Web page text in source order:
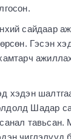
сайдаар
Гэсэн
хэдэн
Шадар
тавьсан.